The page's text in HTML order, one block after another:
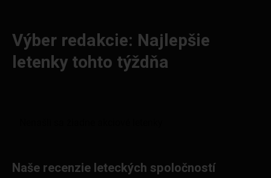
Výber redakcie: Najlepšie
letenky tohto týždňa
Naše recenzie leteckých spoločností